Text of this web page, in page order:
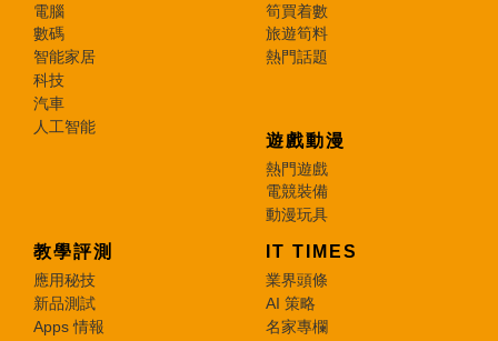
電腦
數碼
智能家居
科技
汽車
人工智能
筍買着數
旅遊筍料
熱門話題
遊戲動漫
熱門遊戲
電競裝備
動漫玩具
教學評測
應用秘技
新品測試
Apps 情報
IT TIMES
業界頭條
AI 策略
名家專欄